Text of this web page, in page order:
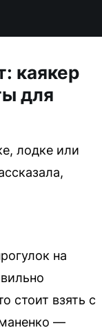
каякер
для
лодке или
на
стоит взять с
—